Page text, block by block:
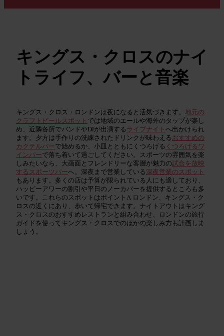
キングス・クロスのナイ
トライフ、バーと音楽
キングス・クロス・ロンドンは夜になると活気づきます。 地元の
クラフトビールスポット では地域のエールや海外のタップが楽し
め、近隣各所でバンドやDJが出演するライブナイトへ出かけられ
ます。夕方は手作りの洗練されたドリンクが味わえるおすすめの
カクテルバーで始めるか、小皿とともにくつろげる くつろげるワ
インバーで落ち着いて過ごしてください。スポーツの雰囲気を楽
しみたいなら、大画面とフレンドリーな客層が魅力の試合を放映
するスポーツバーへ。深夜まで営業している深夜営業のスポット
もあります。多くの店は予算が限られている人にも適しており、
ハッピーアワーの割引や平日のノーカバーを提供するところも多
いです。これらのスポットはポイントA ロンドン、キングス・ク
ロスの近くにあり、歩いて帰宅できます。ナイトアウトはキング
ス・クロスのおすすめレストランと組み合わせ、ロンドンの旅行
ガイドを使ってキングス・クロスでのほかの楽しみ方も計画しま
しょう。